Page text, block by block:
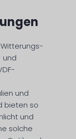
und
und
bieten so
und
solche